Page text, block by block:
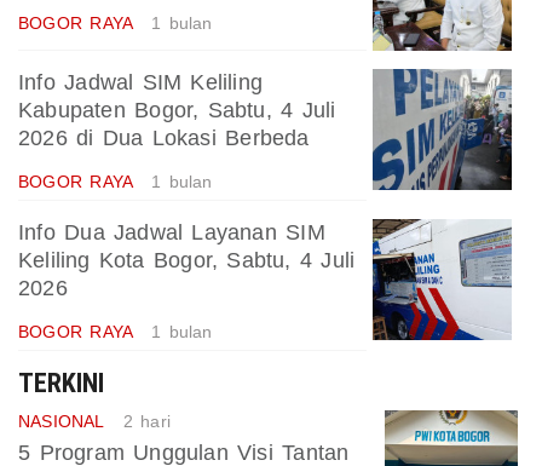
BOGOR RAYA 1 bulan
Info Jadwal SIM Keliling
Kabupaten Bogor, Sabtu, 4 Juli
2026 di Dua Lokasi Berbeda
BOGOR RAYA 1 bulan
Info Dua Jadwal Layanan SIM
Keliling Kota Bogor, Sabtu, 4 Juli
2026
BOGOR RAYA 1 bulan
TERKINI
NASIONAL 2 hari
5 Program Unggulan Visi Tantan